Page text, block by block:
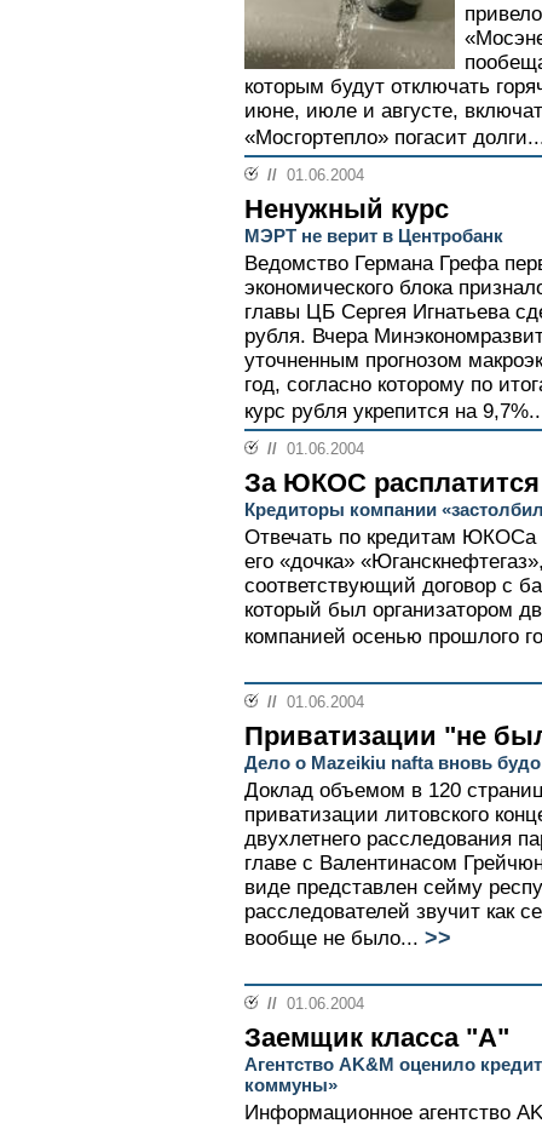
которым будут отключать
июне, июле и августе, включат
«Мосгортепло» погасит
// 01.06.2004
Ненужный курс
МЭРТ не верит в Центробанк
Ведомство Германа Грефа
экономического блока
главы ЦБ Сергея Игнатьева
рубля. Вчера
уточненным прогнозом
год, согласно которому по
курс рубля укрепится на
// 01.06.2004
За ЮКОС расплатится
Кредиторы компании
Отвечать по кредитам
его «дочка»
соответствующий договор с
который был организатором
компанией осенью прошлого
// 01.06.2004
Приватизации "не
Дело о Mazeikiu naftа вновь
Доклад объемом в 120
приватизации литовского
двухлетнего расследования
главе с Валентинасом
виде представлен сейму
расследователей звучит как
вообще не было... >>
// 01.06.2004
Заемщик класса "А"
Агентство AK&M оценило
коммуны»
Информационное агентство